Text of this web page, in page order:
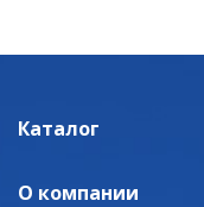
Каталог
О компании